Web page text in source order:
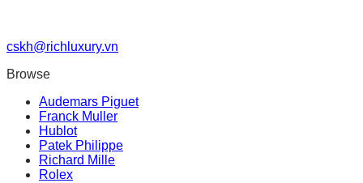
cskh@richluxury.vn
Browse
Audemars Piguet
Franck Muller
Hublot
Patek Philippe
Richard Mille
Rolex